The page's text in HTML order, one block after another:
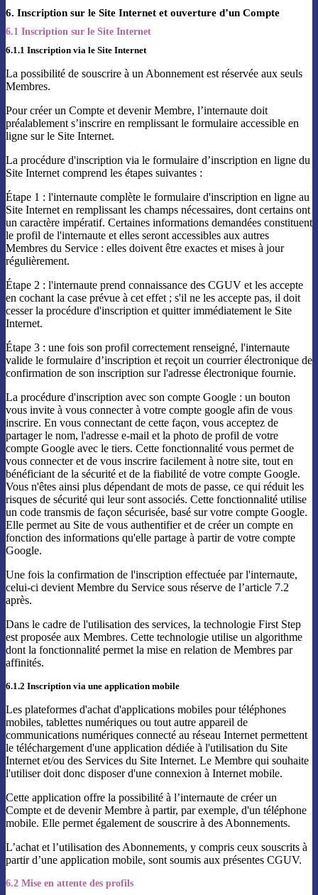
6. Inscription sur le Site Internet et ouverture d’un Compte
6.1 Inscription sur le Site Internet
6.1.1 Inscription via le Site Internet
La possibilité de souscrire à un Abonnement est réservée aux seuls
Membres.
Pour créer un Compte et devenir Membre, l’internaute doit
préalablement s’inscrire en remplissant le formulaire accessible en
ligne sur le Site Internet.
La procédure d'inscription via le formulaire d’inscription en ligne du
Site Internet comprend les étapes suivantes :
Étape 1 : l'internaute complète le formulaire d'inscription en ligne au
Site Internet en remplissant les champs nécessaires, dont certains ont
un caractère impératif. Certaines informations demandées constituent
le profil de l'internaute et elles seront accessibles aux autres
Membres du Service : elles doivent être exactes et mises à jour
régulièrement.
Étape 2 : l'internaute prend connaissance des CGUV et les accepte
en cochant la case prévue à cet effet ; s'il ne les accepte pas, il doit
cesser la procédure d'inscription et quitter immédiatement le Site
Internet.
Étape 3 : une fois son profil correctement renseigné, l'internaute
valide le formulaire d’inscription et reçoit un courrier électronique de
confirmation de son inscription sur l'adresse électronique fournie.
La procédure d'inscription avec son compte Google : un bouton
vous invite à vous connecter à votre compte google afin de vous
inscrire. En vous connectant de cette façon, vous acceptez de
partager le nom, l'adresse e-mail et la photo de profil de votre
compte Google avec le tiers. Cette fonctionnalité vous permet de
vous connecter et de vous inscrire facilement à notre site, tout en
bénéficiant de la sécurité et de la fiabilité de votre compte Google.
Vous n'êtes ainsi plus dépendant de mots de passe, ce qui réduit les
risques de sécurité qui leur sont associés. Cette fonctionnalité utilise
un code transmis de façon sécurisée, basé sur votre compte Google.
Elle permet au Site de vous authentifier et de créer un compte en
fonction des informations qu'elle partage à partir de votre compte
Google.
Une fois la confirmation de l'inscription effectuée par l'internaute,
celui-ci devient Membre du Service sous réserve de l’article 7.2
après.
Dans le cadre de l'utilisation des services, la technologie First Step
est proposée aux Membres. Cette technologie utilise un algorithme
dont la fonctionnalité permet la mise en relation de Membres par
affinités.
6.1.2 Inscription via une application mobile
Les plateformes d'achat d'applications mobiles pour téléphones
mobiles, tablettes numériques ou tout autre appareil de
communications numériques connecté au réseau Internet permettent
le téléchargement d'une application dédiée à l'utilisation du Site
Internet et/ou des Services du Site Internet. Le Membre qui souhaite
l'utiliser doit donc disposer d'une connexion à Internet mobile.
Cette application offre la possibilité à l’internaute de créer un
Compte et de devenir Membre à partir, par exemple, d'un téléphone
mobile. Elle permet également de souscrire à des Abonnements.
L’achat et l’utilisation des Abonnements, y compris ceux souscrits à
partir d’une application mobile, sont soumis aux présentes CGUV.
6.2 Mise en attente des profils